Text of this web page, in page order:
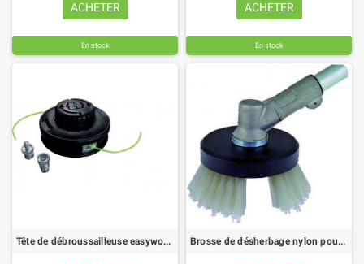
ACHETER
En stock
ACHETER
En stock
Tête de débroussailleuse easywork TECOMEC 109mm insert M8x125 - F10x125 Brosse de désherbage nylon pour débroussailleuse (30cm3 et plus)